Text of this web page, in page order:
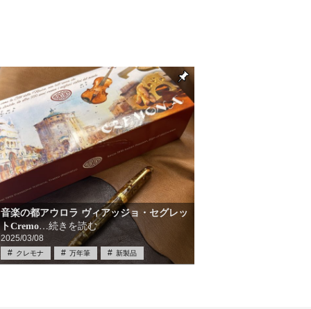
音楽の都アウロラ ヴィアッジョ・セグレッ
トCremo…続きを読む
2025/03/08
クレモナ 万年筆 新製品